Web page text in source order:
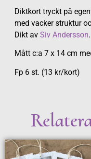
Diktkort tryckt på
med vacker struktur
Dikt av Siv Andersson.
Mått c:a 7 x 14 cm
Fp 6 st. (13 kr/kort)